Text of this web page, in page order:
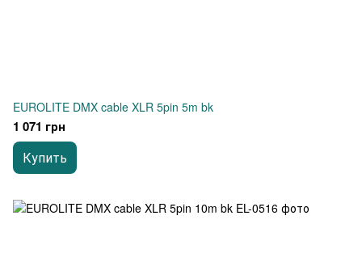
EUROLITE DMX cable XLR 5pin 5m bk
1 071 грн
Купить